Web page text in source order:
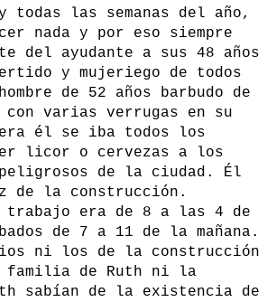
todas las semanas del año,
nada y por eso siempre
del ayudante a sus 48 años
y mujeriego de todos
de 52 años barbudo de
con varias verrugas en su
él se iba todos los
licor o cervezas a los
peligrosos de la ciudad. Él
de la construcción.
trabajo era de 8 a las 4 de
de 7 a 11 de la mañana.
ni los de la construcción
familia de Ruth ni la
sabían de la existencia de